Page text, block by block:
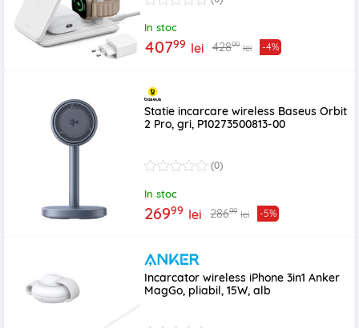
In stoc
40799 lei 42899 lei -4%
Statie incarcare wireless Baseus Orbit
2 Pro, gri, P10273500813-00
(0)
In stoc
26999 lei 28699 lei -5%
Incarcator wireless iPhone 3in1 Anker
MagGo, pliabil, 15W, alb